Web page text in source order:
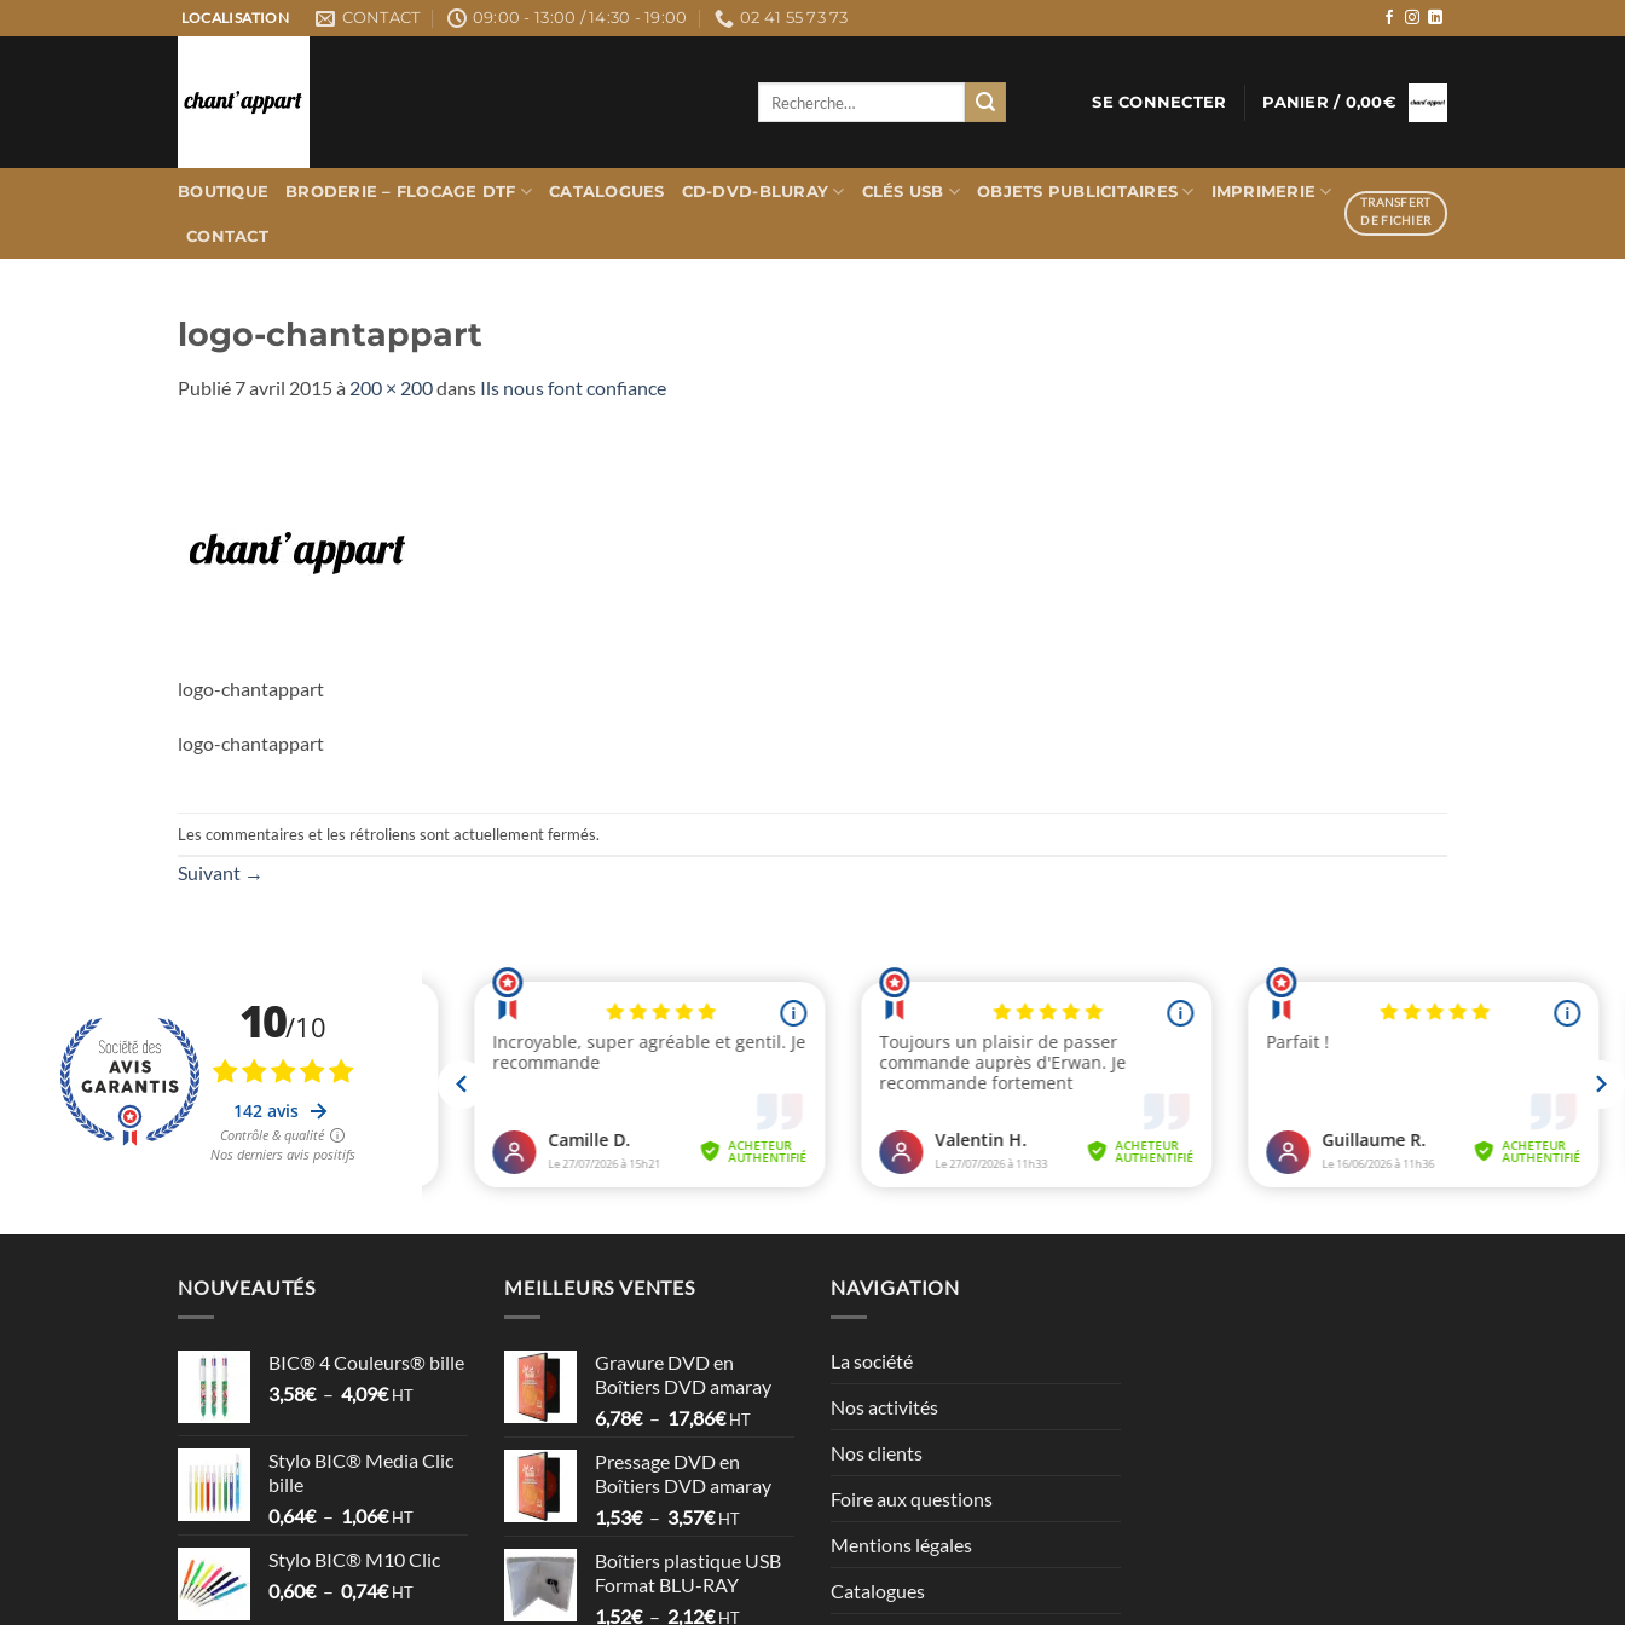
au
LOCALISATION CONTACT 09:00 - 13:00 / 14:30 - 19:00 02 41 55 73 73
SE CONNECTER PANIER / 0,00€
BOUTIQUE BRODERIE – FLOCAGE DTF CATALOGUES CD-DVD-BLURAY CLÉS USB OBJETS PUBLICITAIRES IMPRIMERIE
CONTACT
TRANSFERT
DE FICHIER
logo-chantappart
Publié 7 avril 2015à 200 × 200dans Ils nous font confiance
logo-chantappart
logo-chantappart
Les commentaires et les rétroliens sont actuellement fermés.
Suivant →
NOUVEAUTÉS
BIC® 4 Couleurs® bille
3,58€ – 4,09€Plage
3,58€
4,09€
HT
Stylo BIC® Media Clic
bille
0,64€ – 1,06€Plage
prix :
0,64€
HT
Stylo BIC® M10 Clic
0,60€ – 0,74€Plage
HT
MEILLEURS VENTES
Gravure DVD en
Boîtiers DVD amaray
6,78€ – 17,86€Plage
prix :
6,78€
à
HT
Pressage DVD en
Boîtiers DVD amaray
1,53€ – 3,57€Plage
prix :
1,53€
à
HT
Boîtiers plastique USB
Format BLU-RAY
1,52€ – 2,12€Plage
HT
NAVIGATION
La société
Nos activités
Nos clients
Foire aux questions
Mentions légales
Catalogues